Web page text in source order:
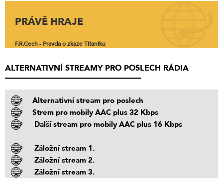
PRÁVĚ HRAJE
F.R.Cech - Pravda o zkaze Titaniku
ALTERNATIVNÍ STREAMY PRO POSLECH RÁDIA
Alternativní stream pro poslech
Strem pro mobily AAC plus 32 Kbps
Další stream pro mobily AAC plus 16 Kbps
Záložní stream 1.
Záložní stream 2.
Záložní stream 3.